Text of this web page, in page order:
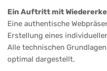
Ein Auftritt mit
Eine authentische
Erstellung eines
Alle technischen
optimal dargestellt.